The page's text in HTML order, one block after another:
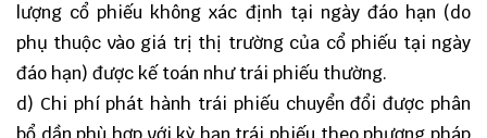
lượng cổ phiếu không xác định tại ngày đáo hạn (do
phụ thuộc vào giá trị thị trường của cổ phiếu tại ngày
đáo hạn) được kế toán như trái phiếu thường.
d) Chi phí phát hành trái phiếu chuyển đổi được phân